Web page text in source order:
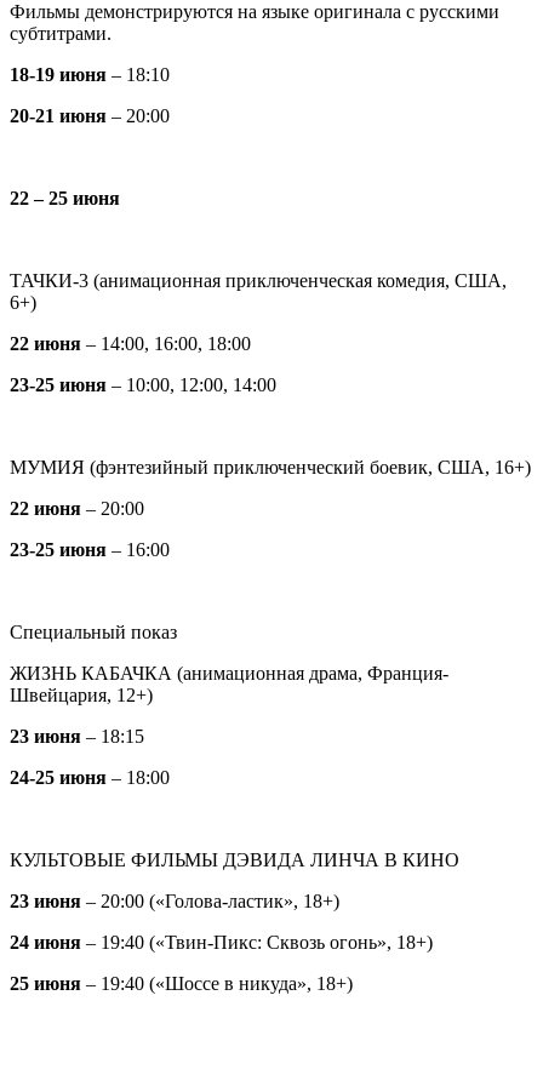
Фильмы демонстрируются на языке оригинала с русскими
субтитрами.
18-19 июня – 18:10
20-21 июня – 20:00
22 – 25 июня
ТАЧКИ-3 (анимационная приключенческая комедия, США,
6+)
22 июня – 14:00, 16:00, 18:00
23-25 июня – 10:00, 12:00, 14:00
МУМИЯ (фэнтезийный приключенческий боевик, США, 16+)
22 июня – 20:00
23-25 июня – 16:00
Специальный показ
ЖИЗНЬ КАБАЧКА (анимационная драма, Франция-
Швейцария, 12+)
23 июня – 18:15
24-25 июня – 18:00
КУЛЬТОВЫЕ ФИЛЬМЫ ДЭВИДА ЛИНЧА В КИНО
23 июня – 20:00 («Голова-ластик», 18+)
24 июня – 19:40 («Твин-Пикс: Сквозь огонь», 18+)
25 июня – 19:40 («Шоссе в никуда», 18+)